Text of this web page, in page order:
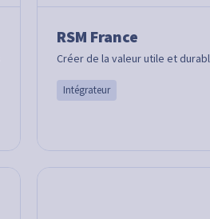
RSM France
Créer de la valeur utile et
Intégrateur